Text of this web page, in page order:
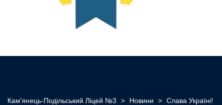
Кам'янець-Подільський Ліцей №3 > Новини > Слава Україні!